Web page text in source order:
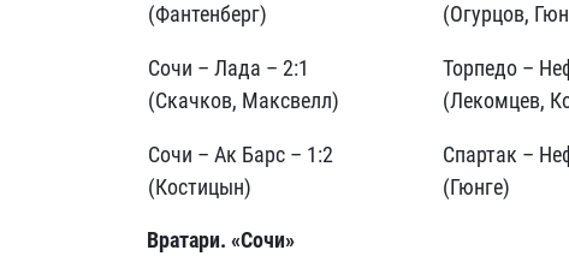
(Фантенберг)
(Огурцов,
Сочи – Лада – 2:1
(Скачков, Максвелл)
Торпедо –
(Лекомцев,
Сочи – Ак Барс – 1:2
(Костицын)
Спартак –
(Гюнге)
Вратари. «Сочи»